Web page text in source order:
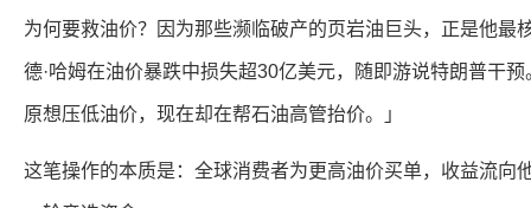
为何要救油价？因为那些濒临破产的页岩油巨头，正是他最
德·哈姆在油价暴跌中损失超30亿美元，随即游说特朗普干
原想压低油价，现在却在帮石油高管抬价。」
这笔操作的本质是：全球消费者为更高油价买单，收益流向